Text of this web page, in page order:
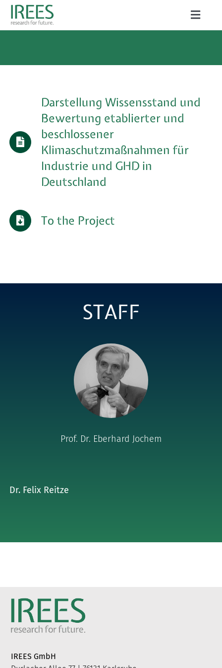
Skip
Toggle
SERVICES
PROJECTS
PUBLICATIONS
CAREER
Search
Darstellung Wissensstand und
Bewertung etablierter und
beschlossener
Klimaschutzmaßnahmen für
Industrie und GHD in
Deutschland
To the Project
STAFF
Prof. Dr. Eberhard Jochem
Dr. Felix Reitze
IREES GmbH